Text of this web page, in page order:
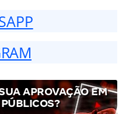
APROVAÇÃO EM